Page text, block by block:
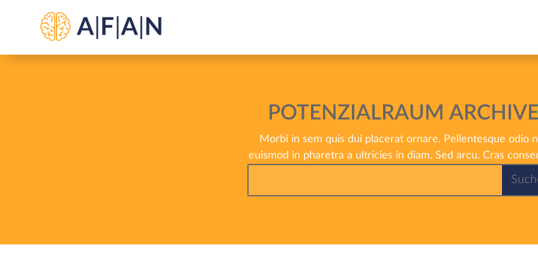
POTENZIALRAUM ARCHIVE
Morbi in sem quis dui placerat ornare. Pellentesque odio
euismod in pharetra a ultricies in diam. Sed arcu. Cras